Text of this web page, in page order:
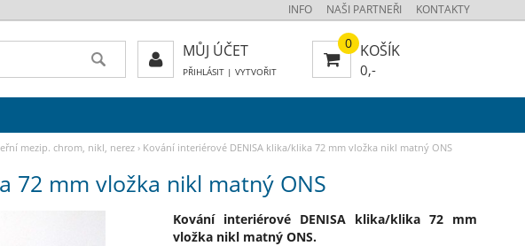
mezip. chrom, nikl, nerez› Kování interiérové DENISA klika/klika 72 mm vložka nikl matný ONS
72 mm vložka nikl matný ONS
Kování interiérové DENISA klika/klika 72 mm
vložka nikl matný ONS.
INFO NAŠI PARTNEŘI KONTAKTY
0 KOŠÍK
0,-
MŮJ ÚČET
PŘIHLÁSIT| VYTVOŘIT